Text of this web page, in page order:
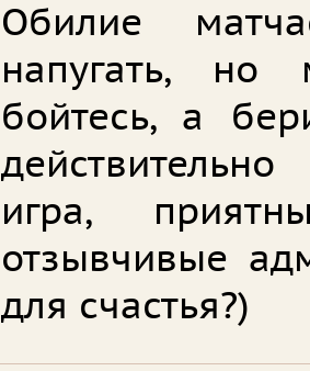
Обилие
напугать,
бойтесь, а
игра,
отзывчивые
для счастья?)